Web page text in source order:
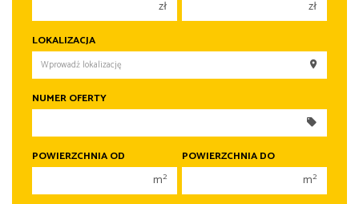
zł
200 000 zł
250 000 zł
300 000 zł
400 000 zł
zł
200 000 zł
250 000 zł
400 000 zł
LOKALIZACJA
NUMER OFERTY
POWIERZCHNIA OD
m2
POWIERZCHNIA DO
m2